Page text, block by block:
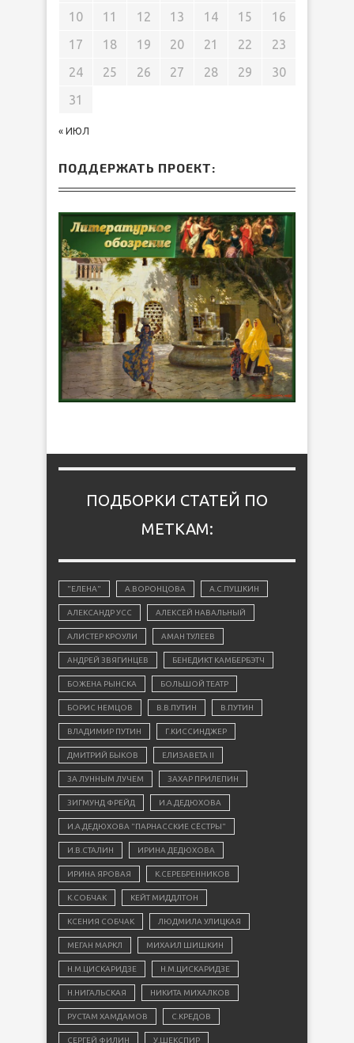
« ИЮЛ
10
11 12 13 14 15
16
17
18 19 20 21 22
23
24
25 26 27 28 29
30
31
ПОДДЕРЖАТЬ ПРОЕКТ:
ПОДБОРКИ СТАТЕЙ ПО
МЕТКАМ:
"ЕЛЕНА" А.ВОРОНЦОВА А.С.ПУШКИН
АЛЕКСАНДР УСС АЛЕКСЕЙ НАВАЛЬНЫЙ
АЛИСТЕР КРОУЛИ АМАН ТУЛЕЕВ
АНДРЕЙ ЗВЯГИНЦЕВ БЕНЕДИКТ КАМБЕРБЭТЧ
БОЖЕНА РЫНСКА БОЛЬШОЙ ТЕАТР
БОРИС НЕМЦОВ В.В.ПУТИН В.ПУТИН
ВЛАДИМИР ПУТИН Г.КИССИНДЖЕР
ДМИТРИЙ БЫКОВ ЕЛИЗАВЕТА II
ЗА ЛУННЫМ ЛУЧЕМ ЗАХАР ПРИЛЕПИН
ЗИГМУНД ФРЕЙД И.А.ДЕДЮХОВА
И.А.ДЕДЮХОВА "ПАРНАССКИЕ СЁСТРЫ"
И.В.СТАЛИН ИРИНА ДЕДЮХОВА
ИРИНА ЯРОВАЯ К.СЕРЕБРЕННИКОВ
К.СОБЧАК КЕЙТ МИДДЛТОН
КСЕНИЯ СОБЧАК ЛЮДМИЛА УЛИЦКАЯ
МЕГАН МАРКЛ МИХАИЛ ШИШКИН
Н.М.ЦИСКАРИДЗЕ Н.М.ЦИСКАРИДЗЕ
Н.НИГАЛЬСКАЯ НИКИТА МИХАЛКОВ
РУСТАМ ХАМДАМОВ С.КРЕДОВ
СЕРГЕЙ ФИЛИН У.ШЕКСПИР